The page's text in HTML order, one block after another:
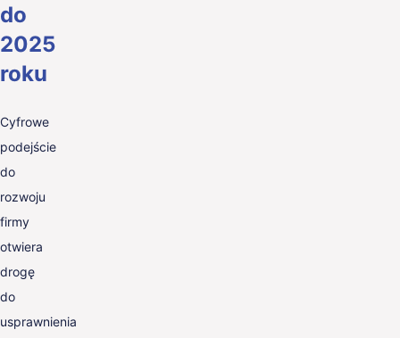
do
2025
roku
Cyfrowe
podejście
do
rozwoju
firmy
otwiera
drogę
do
usprawnienia